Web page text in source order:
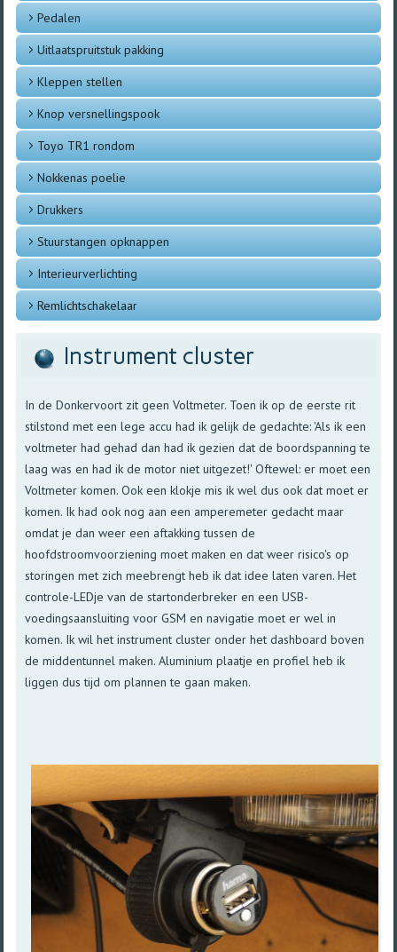
Pedalen
Uitlaatspruitstuk pakking
Kleppen stellen
Knop versnellingspook
Toyo TR1 rondom
Nokkenas poelie
Drukkers
Stuurstangen opknappen
Interieurverlichting
Remlichtschakelaar
Instrument cluster
In de Donkervoort zit geen Voltmeter. Toen ik op de eerste rit
stilstond met een lege accu had ik gelijk de gedachte: 'Als ik een
voltmeter had gehad dan had ik gezien dat de boordspanning te
laag was en had ik de motor niet uitgezet!' Oftewel: er moet een
Voltmeter komen. Ook een klokje mis ik wel dus ook dat moet er
komen. Ik had ook nog aan een amperemeter gedacht maar
omdat je dan weer een aftakking tussen de
hoofdstroomvoorziening moet maken en dat weer risico's op
storingen met zich meebrengt heb ik dat idee laten varen. Het
controle-LEDje van de startonderbreker en een USB-
voedingsaansluiting voor GSM en navigatie moet er wel in
komen. Ik wil het instrument cluster onder het dashboard boven
de middentunnel maken. Aluminium plaatje en profiel heb ik
liggen dus tijd om plannen te gaan maken.